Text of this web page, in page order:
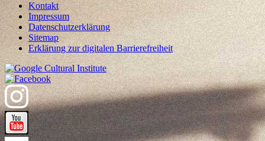
Kontakt
Impressum
Datenschutzerklärung
Sitemap
Erklärung zur digitalen Barrierefreiheit